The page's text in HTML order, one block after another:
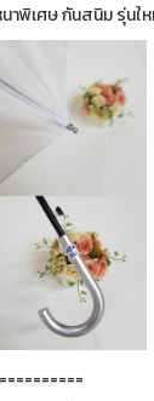
าพิเศษ กันสนิม รุ่นใ